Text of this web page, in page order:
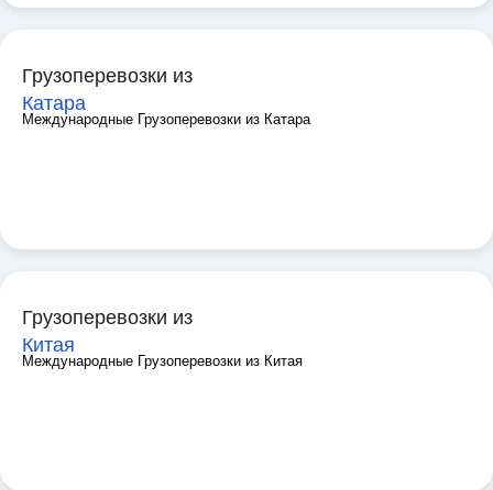
Грузоперевозки из
Катара
Международные Грузоперевозки из Катара
Грузоперевозки из
Китая
Международные Грузоперевозки из Китая